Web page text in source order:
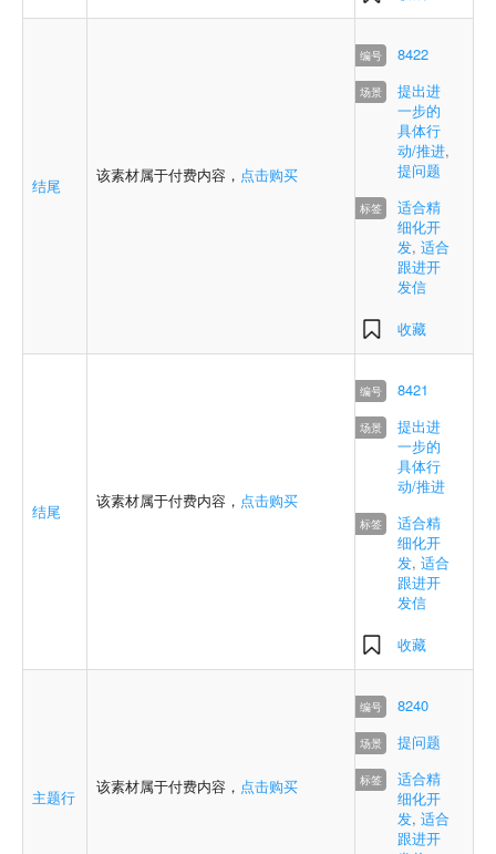
结尾
该素材属于付费内容， 点击购买
8422
提出进
一步的
具体行
动/推进,
提问题
适合精
细化开
发, 适合
跟进开
发信
收藏
结尾
该素材属于付费内容， 点击购买
8421
提出进
一步的
具体行
动/推进
适合精
细化开
发, 适合
跟进开
发信
收藏
主题行
该素材属于付费内容， 点击购买
8240
提问题
适合精
细化开
发, 适合
跟进开